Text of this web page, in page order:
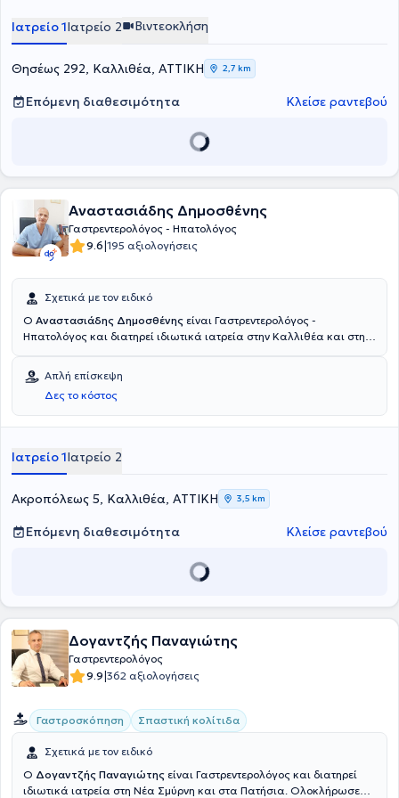
Ιατρείο 1Ιατρείο 2 Βιντεοκλήση
Θησέως 292, Καλλιθέα, ΑΤΤΙΚΗ 2,7 km
Επόμενη διαθεσιμότητα Κλείσε ραντεβού
Αναστασιάδης Δημοσθένης
Γαστρεντερολόγος - Ηπατολόγος
9.6|195 αξιολογήσεις
Σχετικά με τον ειδικό
Ο Αναστασιάδης Δημοσθένης είναι Γαστρεντερολόγος -
Ηπατολόγος και διατηρεί ιδιωτικά ιατρεία στην Καλλιθέα και στην
υπηρεσιών πάνω σε όλο το φάσμα της Γαστρεντερολογίας -
Ηπατολογίας όπως ενδοσκοπήσεις πεπτικού, γαστροσκοπήσεις,
κολονοσκοπήσεις και ορθοσκοπήσεις και άλλες. Τέλος, είναι μέλος
του Ιατρικού Συλλόγου Αθηνών.
Απλή επίσκεψη
Δες το κόστος
Ιατρείο 1Ιατρείο 2
Ακροπόλεως 5, Καλλιθέα, ΑΤΤΙΚΗ 3,5 km
Επόμενη διαθεσιμότητα Κλείσε ραντεβού
Δογαντζής Παναγιώτης
Γαστρεντερολόγος
9.9|362 αξιολογήσεις
Γαστροσκόπηση Σπαστική κολίτιδα
Σχετικά με τον ειδικό
Ο Δογαντζής Παναγιώτης είναι Γαστρεντερολόγος και διατηρεί
ιδιωτικά ιατρεία στη Νέα Σμύρνη και στα Πατήσια. Ολοκλήρωσε